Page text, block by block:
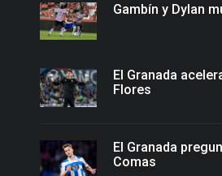
Gambín y Dylan
El Granada
Flores
El Granada
Comas